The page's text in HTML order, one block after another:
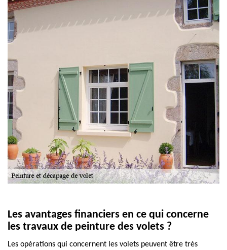
Les avantages financiers en ce qui concerne
les travaux de peinture des volets ?
Les opérations qui concernent les volets peuvent être très